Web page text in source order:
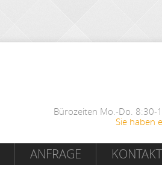
Bürozeiten Mo.-Do.
Sie haben
ANFRAGE KONTAKT